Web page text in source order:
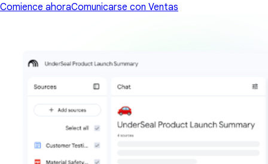
Comience ahoraComunicarse con Ventas